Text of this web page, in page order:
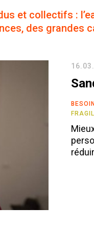
et collectifs :
des grandes